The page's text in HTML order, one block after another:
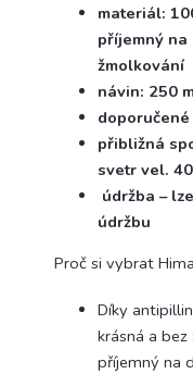
materiál:
příjemný
žmolkování
návin: 250
přibližná
svetr vel.
údržba –
údržbu
Proč si vybrat
Díky
krásná a
příjemný na